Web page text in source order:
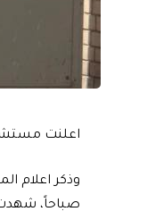
اعلنت مستشفى
وذكر اعلام
صباحاً، شهدت مستشفى